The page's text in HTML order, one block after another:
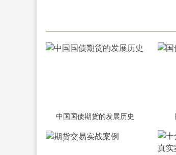
中国国债期货的发展历史